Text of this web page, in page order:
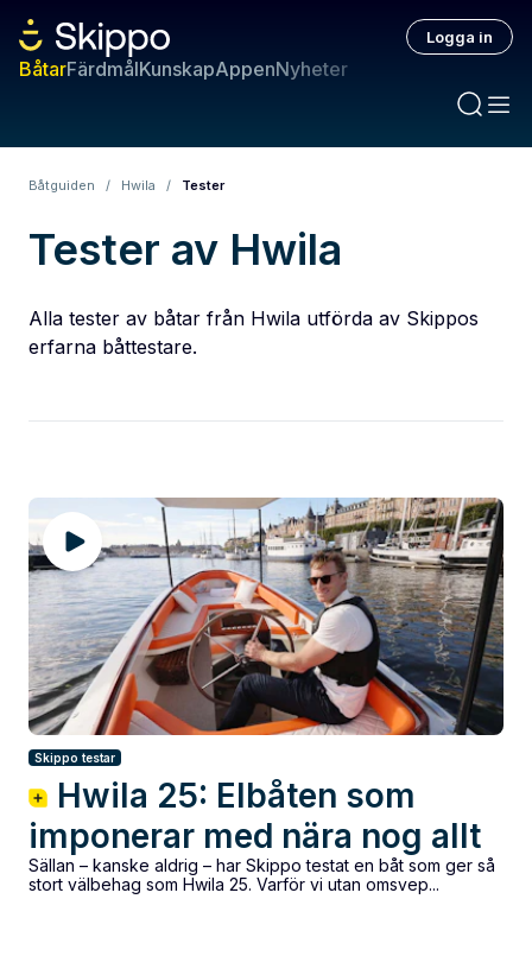
BåtarFärdmålKunskapAppenNyheter
Logga in
Båtguiden / Hwila / Tester
Tester av Hwila
Alla tester av båtar från Hwila utförda av Skippos
erfarna båttestare.
Skippo testar
Hwila 25: Elbåten som
imponerar med nära nog allt
Sällan – kanske aldrig – har Skippo testat en båt som ger så
stort välbehag som Hwila 25. Varför vi utan omsvep...